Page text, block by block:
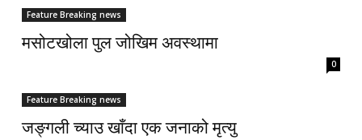
Feature Breaking news
मसोटखोला पुल जोखिम अवस्थामा
0
Feature Breaking news
जङ्गली च्याउ खाँदा एक जनाको मृत्यु